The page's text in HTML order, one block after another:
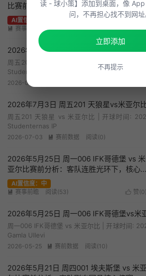
比赛前分析：卫冕冠军核心缺阵，领头羊
能否打穿数据？
AI置信度：高
 赞(0
 赛事前瞻 阅读(128)
2026年7月3日 周五201 天狼星vs米亚尔比
周五201 天狼星 vs 米亚尔比 | 开球时间:
Studenternas IP
2026-07-03
2026年7月3日 周五201 天狼星vs米亚尔
周五201 天狼星 vs 米亚尔比 | 开球时间:
Studenternas IP
2026-07-03  赛前数据 阅读(0)
2026年5月25日 周一006 IFK哥德堡 vs 米
亚尔比赛前分析：客队连胜光环下，核心
伤缺是否暗藏冷门危机？
AI置信度：中
 赞(0)
 赛事前瞻 阅读(53)
2026年5月25日 周一006 IFK哥德堡vs米
周一006 IFK哥德堡 vs 米亚尔比 | 开球时间:
Gamla Ullevi
2026-05-25  赛前数据 阅读(10)
2026年5月21日 周四001 埃夫斯堡 vs 米亚
读 - 球小策】添加到桌面，像
问，不再担心找不到网址
立即添加
不再提示